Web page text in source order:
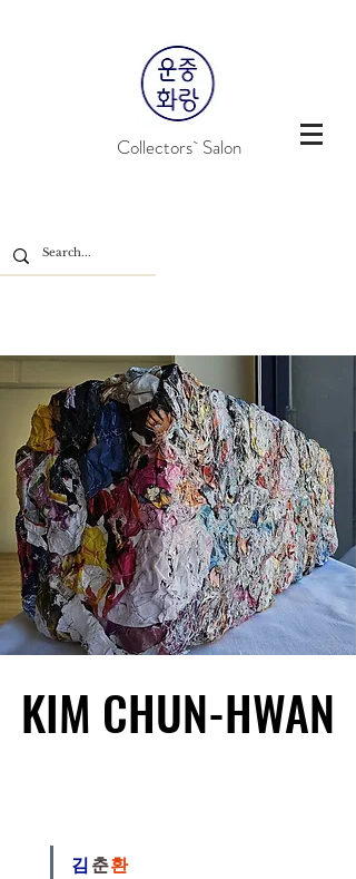
Collectors` Salon
KIM CHUN-HWAN
KIM CHUN-HWAN
김 춘환